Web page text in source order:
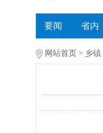
要闻 省内
网站首页 > 乡镇